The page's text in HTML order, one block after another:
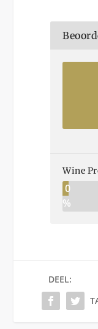
Wine
0
%
DEEL: